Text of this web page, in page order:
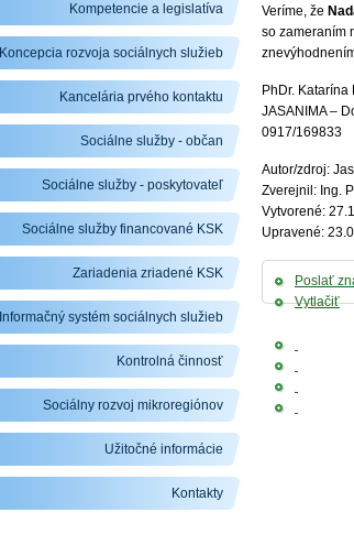
Veríme, že
so zameraním
PhDr.
JASANIMA –
0917/169833
Autor/zdroj:
Zverejnil: Ing.
Vytvorené:
Upravené:
Poslať
Vytlačiť
Kompetencie a legislatíva
Koncepcia rozvoja sociálnych služieb
Kancelária prvého kontaktu
Sociálne služby - občan
Sociálne služby - poskytovateľ
Sociálne služby financované KSK
Zariadenia zriadené KSK
Informačný systém sociálnych služieb
Kontrolná činnosť
Sociálny rozvoj mikroregiónov
Užitočné informácie
Kontakty